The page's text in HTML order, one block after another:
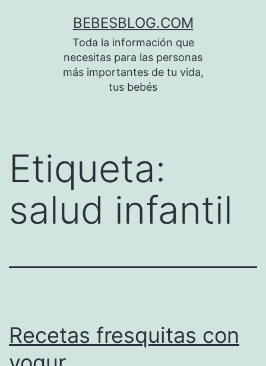
BEBESBLOG.COM
Toda la información que
necesitas para las personas
más importantes de tu vida,
tus bebés
Etiqueta:
salud infantil
Recetas fresquitas con